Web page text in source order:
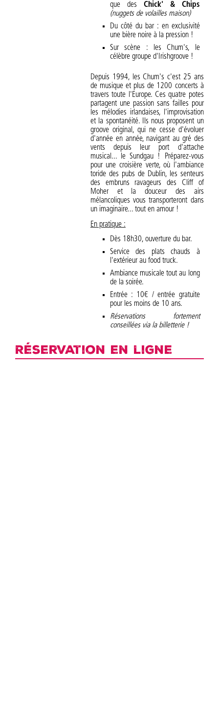
que des Chick' & Chips
(nuggets de volailles maison)
Du côté du bar : en exclusivité
une bière noire à la pression !
Sur scène : les Chum's, le
célèbre groupe d'Irishgroove !
Depuis 1994, les Chum's c'est 25 ans
de musique et plus de 1200 concerts à
travers toute l'Europe. Ces quatre potes
partagent une passion sans failles pour
les mélodies irlandaises, l'improvisation
et la spontanéité. Ils nous proposent un
groove original, qui ne cesse d'évoluer
d'année en année, navigant au gré des
vents depuis leur port d'attache
musical... le Sundgau ! Préparez-vous
pour une croisière verte, où l'ambiance
toride des pubs de Dublin, les senteurs
des embruns ravageurs des Cliff of
Moher et la douceur des airs
mélancoliques vous transporteront dans
un imaginaire... tout en amour !
En pratique :
Dès 18h30, ouverture du bar.
Service des plats chauds à
l'extérieur au food truck.
Ambiance musicale tout au long
de la soirée.
Entrée : 10€ / entrée gratuite
pour les moins de 10 ans.
Réservations fortement
conseillées via la billetterie !
Réservation en ligne